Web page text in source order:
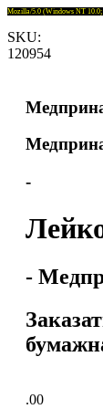
Mozilla/5.0 (Windows NT
SKU:
120954
-
-
.00